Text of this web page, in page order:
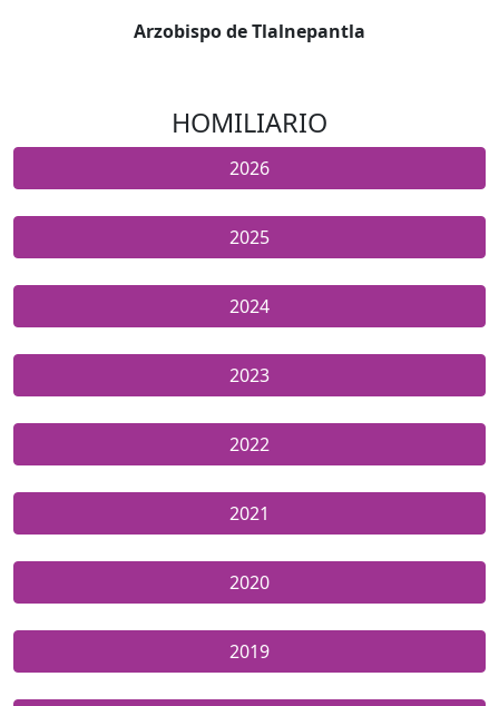
Arzobispo de Tlalnepantla
HOMILIARIO
2026
2025
2024
2023
2022
2021
2020
2019